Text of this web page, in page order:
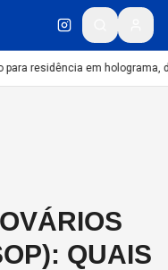
residência em holograma,
QUAIS